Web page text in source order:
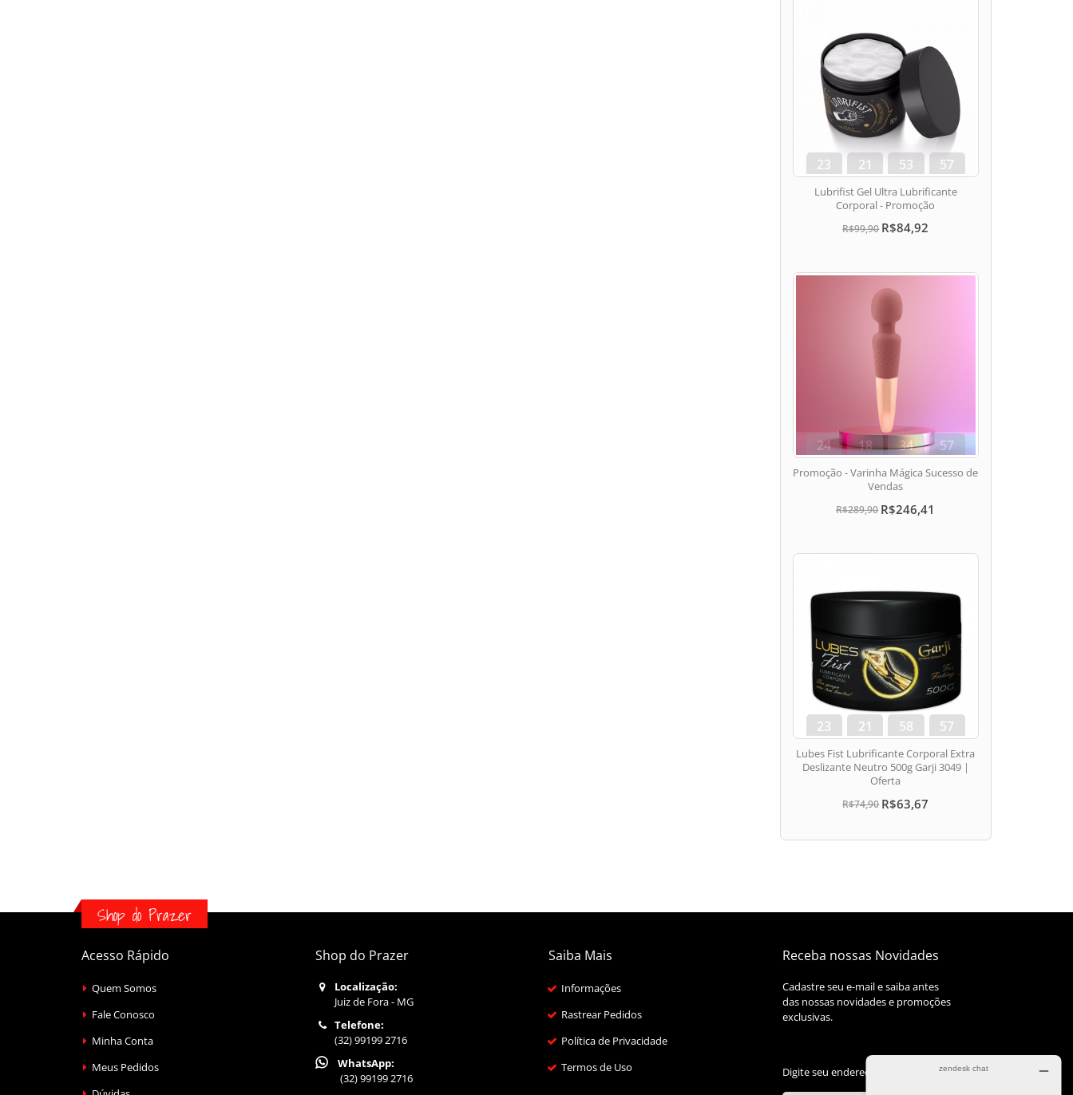
23
dias
21
hora
53
min
56
seg
Lubrifist Gel Ultra Lubrificante
Corporal - Promoção
R$99,90 R$84,92
24
dias
18
hora
34
min
56
seg
Promoção - Varinha Mágica Sucesso de
Vendas
R$289,90 R$246,41
23
dias
21
hora
58
min
56
seg
Lubes Fist Lubrificante Corporal Extra
Deslizante Neutro 500g Garji 3049 |
Oferta
R$74,90 R$63,67
Shop do Prazer
Acesso Rápido
Quem Somos
Fale Conosco
Minha Conta
Meus Pedidos
Shop do Prazer
Localização:
Juiz de Fora - MG
Telefone:
(32) 99199 2716
WhatsApp:
(32) 99199 2716
Saiba Mais
Informações
Rastrear Pedidos
Política de Privacidade
Termos de Uso
Receba nossas Novidades
Cadastre seu e-mail e saiba antes
das nossas novidades e promoções
exclusivas.
Digite seu endereço de E-mail